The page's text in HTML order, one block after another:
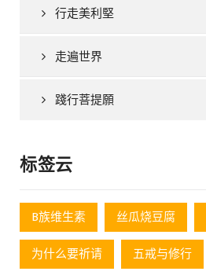
行走美利堅
走遍世界
踐行菩提願
标签云
B族维生素 丝瓜烧豆腐
为什么要祈请 五戒与修行